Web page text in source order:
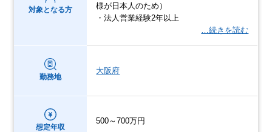
対象となる方
様が日本人のため）
・法人営業経験2年以上
…続きを読む
勤務地
大阪府
想定年収
500～700万円